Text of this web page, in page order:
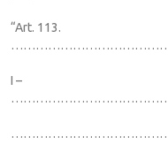
“Art. 113.
I –